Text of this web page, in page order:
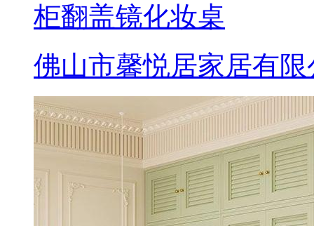
柜翻盖镜化妆桌
佛山市馨悦居家居有限